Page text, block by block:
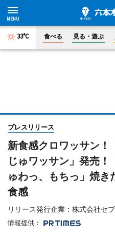
33°C 食べる 見る・遊ぶ
プレスリリース
新食感クロワッサン！
じゅワッサン」発売！
ゅわっ、もちっ」焼
食感
リリース発行企業：株式会社セ
情報提供：